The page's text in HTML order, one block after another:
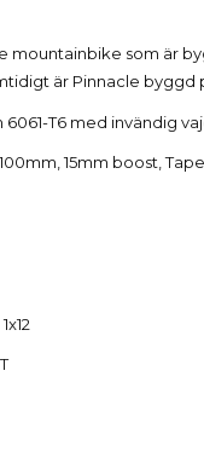
mountainbike som är
är Pinnacle
T6 med invändig
15mm boost,